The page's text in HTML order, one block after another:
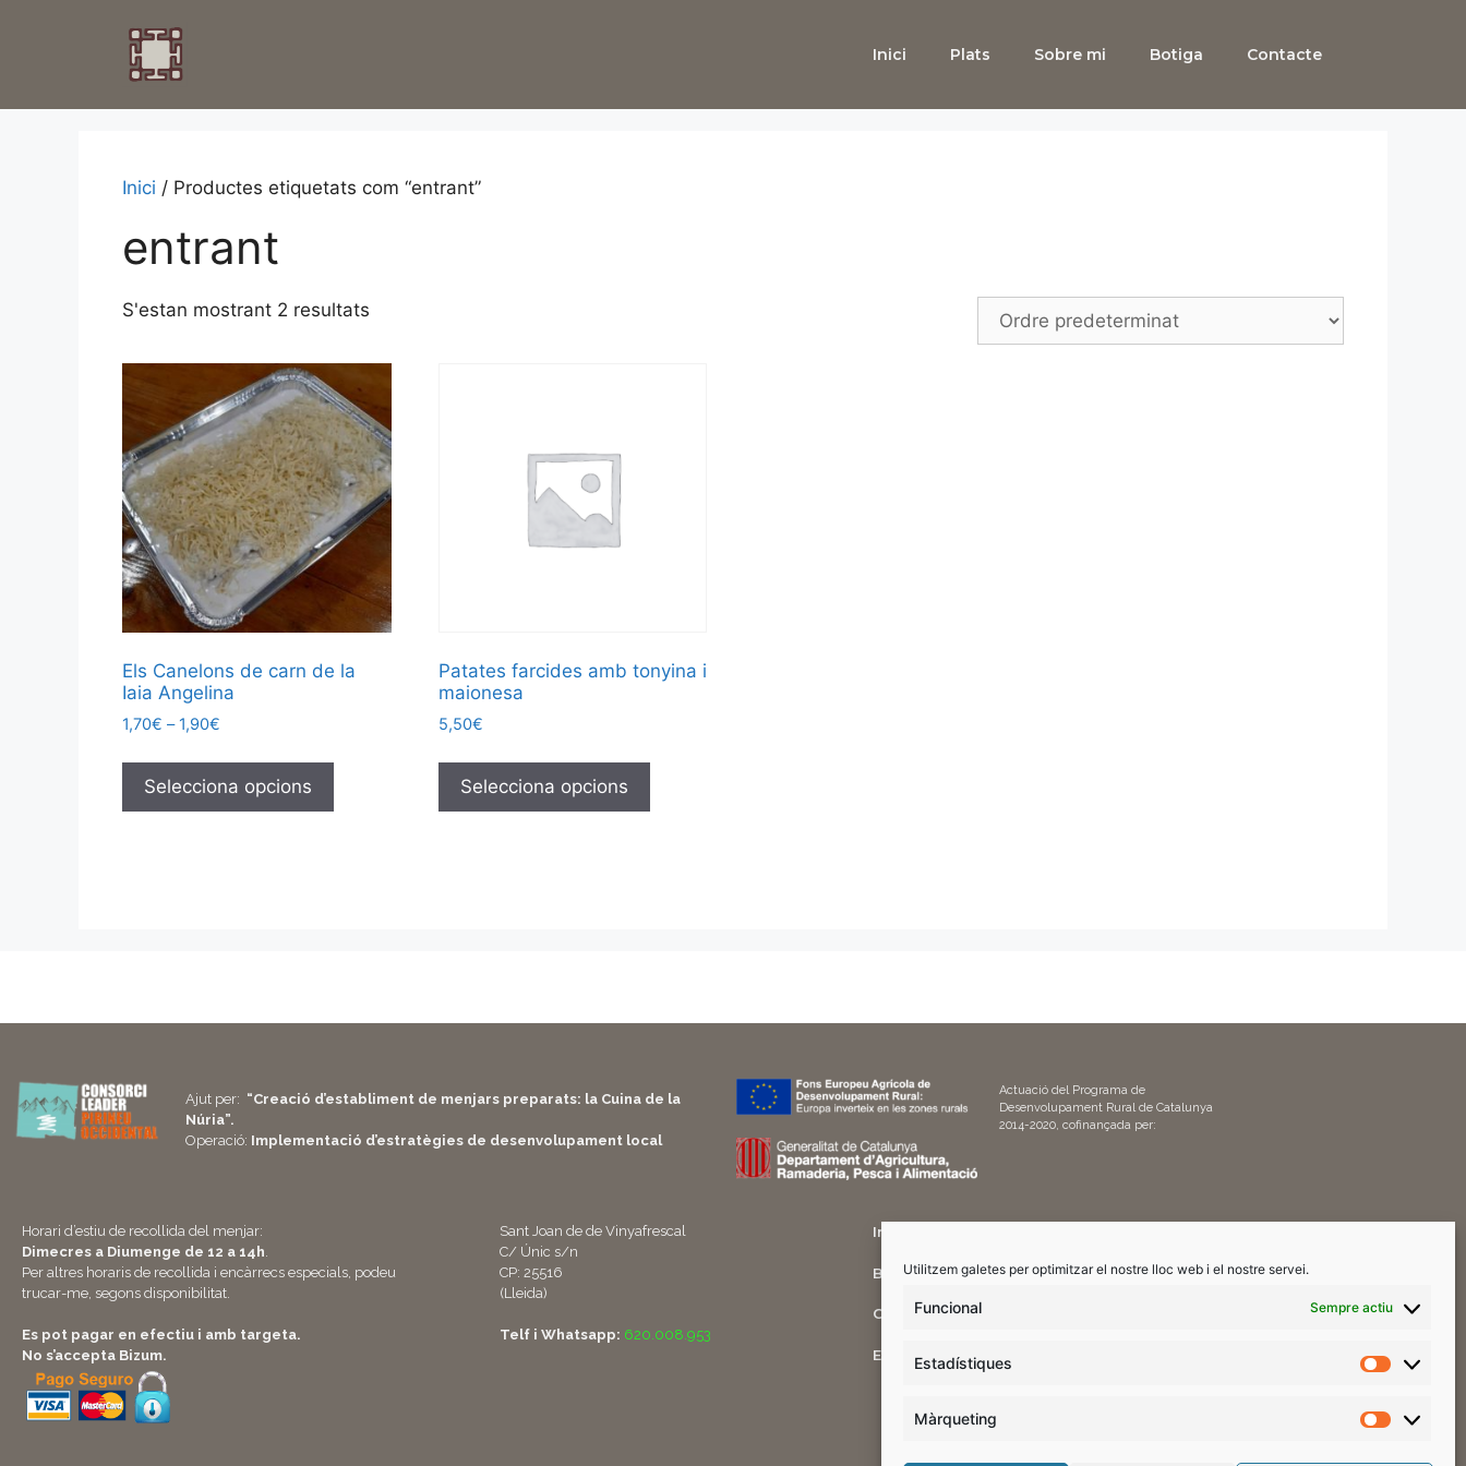
Utilitzem galetes per optimitzar el nostre lloc web i el nostre servei.
Funcional Sempre actiu
Estadístiques
Màrqueting
Inici Plats Sobre mi Botiga Contacte
Inici / Productes etiquetats com “entrant”
entrant
S'estan mostrant 2 resultats
Els Canelons de carn de la
Iaia Angelina
1,70€ – 1,90€
Selecciona opcions
Patates farcides amb tonyina i
maionesa
5,50€
Selecciona opcions
Ajut per: “Creació d’establiment de menjars preparats: la Cuina de la
Núria”.
Operació: Implementació d’estratègies de desenvolupament local
Actuació del Programa de
Desenvolupament Rural de Catalunya
2014-2020, cofinançada per:
Horari d’estiu de recollida del menjar:
Dimecres a Diumenge de 12 a 14h
Per altres horaris de recollida i encàrrecs especials, podeu
trucar-me, segons disponibilitat.
Es pot pagar en efectiu i amb targeta.
No s’accepta Bizum.
Sant Joan de de Vinyafrescal
C/ Únic s/n
CP: 25516
(Lleida)
Telf i Whatsapp: 620.008.953
Inici
Botiga
Cistella
El meu compte